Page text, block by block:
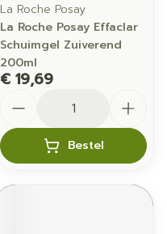
La Roche Posay
La Roche Posay Effaclar
Schuimgel Zuiverend
200ml
€ 19,69
Bestel